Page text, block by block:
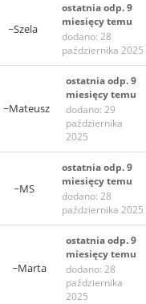
~Szela
ostatnia odp. 9
miesięcy temu
dodano: 28
października 2025
~Mateusz
ostatnia odp. 9
miesięcy temu
dodano: 29
października
2025
~MS
ostatnia odp. 9
miesięcy temu
dodano: 28
października 2025
~Marta
ostatnia odp. 9
miesięcy temu
dodano: 28
października
2025